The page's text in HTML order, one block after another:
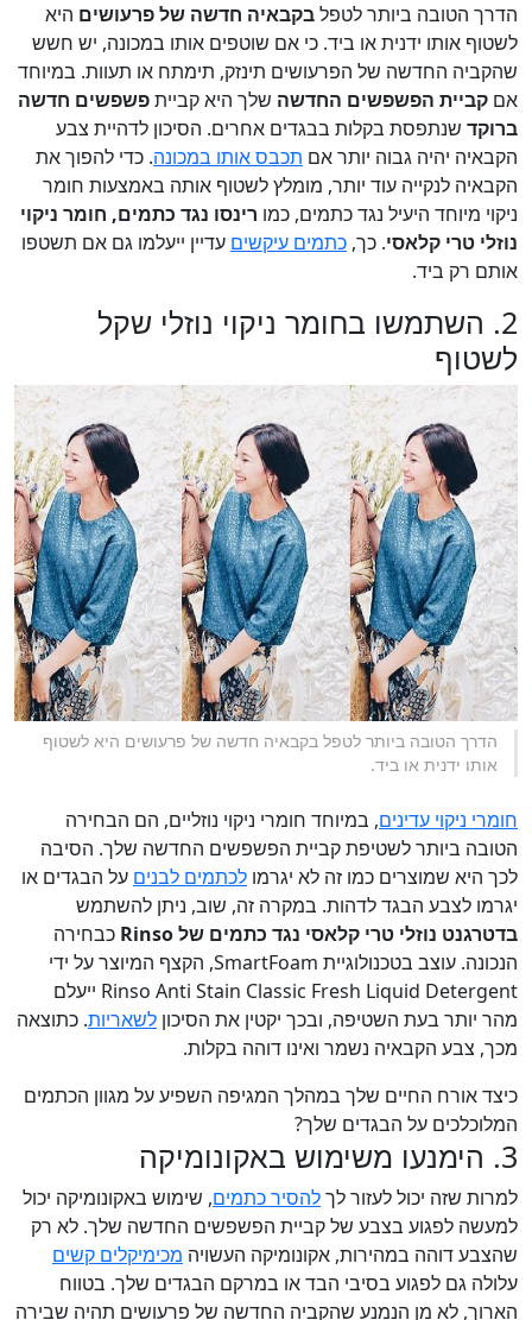
הדרך הטובה ביותר לטפלבקבאיה חדשה של פרעושים היא
לשטוף אותו ידנית או ביד. כי אם שוטפים אותו במכונה, יש חשש
שהקביה החדשה של הפרעושים תינזק, תימתח או תעוות. במיוחד
אם קביית הפשפשים החדשה שלך היא קבייתפשפשים חדשה
ברוקד שנתפסת בקלות בבגדים אחרים. הסיכון לדהיית צבע
הקבאיה יהיה גבוה יותר אם תכבס אותו במכונה. כדי להפוך את
הקבאיה לנקייה עוד יותר, מומלץ לשטוף אותה באמצעות חומר
ניקוי מיוחד היעיל נגד כתמים, כמו רינסו נגד כתמים, חומר ניקוי
נוזלי טרי קלאסי. כך, כתמים עיקשים עדיין ייעלמו גם אם תשטפו
אותם רק ביד.
2. השתמשו בחומר ניקוי נוזלי שקל
לשטוף
הדרך הטובה ביותר לטפל בקבאיה חדשה של פרעושים היא לשטוף
אותו ידנית או ביד.
חומרי ניקוי עדינים, במיוחד חומרי ניקוי נוזליים, הם הבחירה
הטובה ביותר לשטיפת קביית הפשפשים החדשה שלך. הסיבה
לכך היא שמוצרים כמו זה לא יגרמו לכתמים לבנים על הבגדים או
יגרמו לצבע הבגד לדהות. במקרה זה, שוב, ניתן להשתמש
בדטרגנט נוזלי טרי קלאסי נגד כתמים של Rinso
כבחירה
הנכונה. עוצב בטכנולוגיית SmartFoam, הקצף המיוצר על ידי
Rinso Anti Stain Classic Fresh Liquid Detergent ייעלם
מהר יותר בעת השטיפה, ובכך יקטין את הסיכון לשאריות. כתוצאה
מכך, צבע הקבאיה נשמר ואינו דוהה בקלות.
כיצד אורח החיים שלך במהלך המגיפה השפיע על מגוון הכתמים
המלוכלכים על הבגדים שלך?
3. הימנעו משימוש באקונומיקה
למרות שזה יכול לעזור לךלהסיר כתמים, שימוש באקונומיקה יכול
למעשה לפגוע בצבע של קביית הפשפשים החדשה שלך. לא רק
שהצבע דוהה במהירות, אקונומיקה העשויה מכימיקלים קשים
עלולה גם לפגוע בסיבי הבד או במרקם הבגדים שלך. בטווח
הארוך, לא מן הנמנע שהקביה החדשה של פרעושים תהיה שבירה